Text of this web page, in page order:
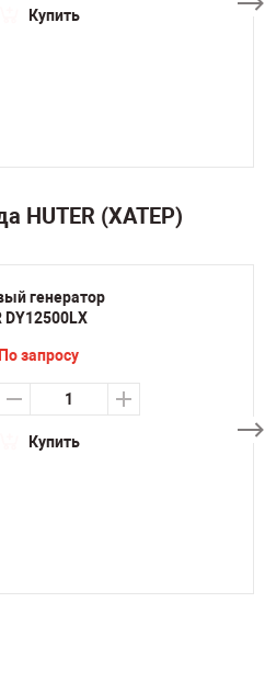
Купить
HUTER (ХАТЕР)
генератор
DY12500LX
По запросу
Купить